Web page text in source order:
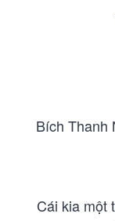
Bích Thanh
Cái kia một